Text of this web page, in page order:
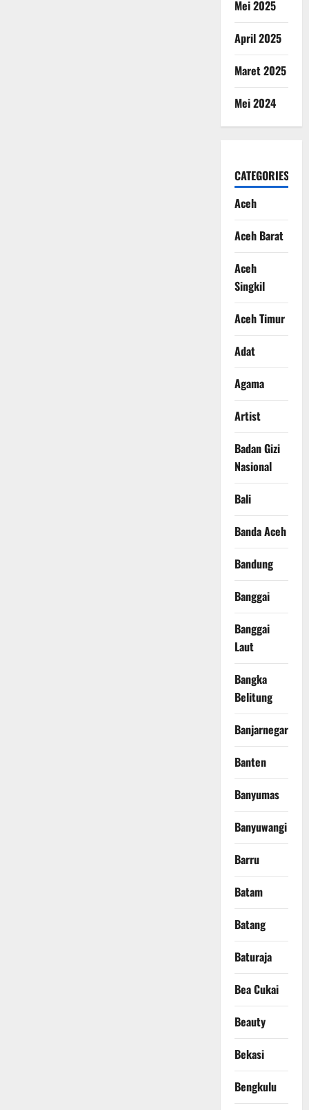
Mei 2025
April 2025
Maret 2025
Mei 2024
CATEGORIES
Aceh
Aceh Barat
Aceh
Singkil
Aceh Timur
Adat
Agama
Artist
Badan Gizi
Nasional
Bali
Banda Aceh
Bandung
Banggai
Banggai
Laut
Bangka
Belitung
Banjarnegara
Banten
Banyumas
Banyuwangi
Barru
Batam
Batang
Baturaja
Bea Cukai
Beauty
Bekasi
Bengkulu